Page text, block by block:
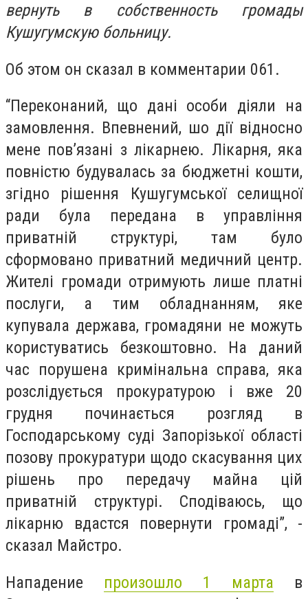
вернуть в собственность громады
Кушугумскую больницу.
Об этом он сказал в комментарии 061.
“Переконаний, що дані особи діяли на
замовлення. Впевнений, шо дії відносно
мене пов’язані з лікарнею. Лікарня, яка
повністю будувалась за бюджетні кошти,
згідно рішення Кушугумської селищної
ради була передана в управління
приватній структурі, там було
сформовано приватний медичний центр.
Жителі громади отримують лише платні
послуги, а тим обладнанням, яке
купувала держава, громадяни не можуть
користуватись безкоштовно. На даний
час порушена кримінальна справа, яка
розслідується прокуратурою і вже 20
грудня починається розгляд в
Господарському суді Запорізької області
позову прокуратури щодо скасування цих
рішень про передачу майна цій
приватній структурі. Сподіваюсь, що
лікарню вдастся повернути громаді”, -
сказал Майстро.
Нападение произошло 1 марта в